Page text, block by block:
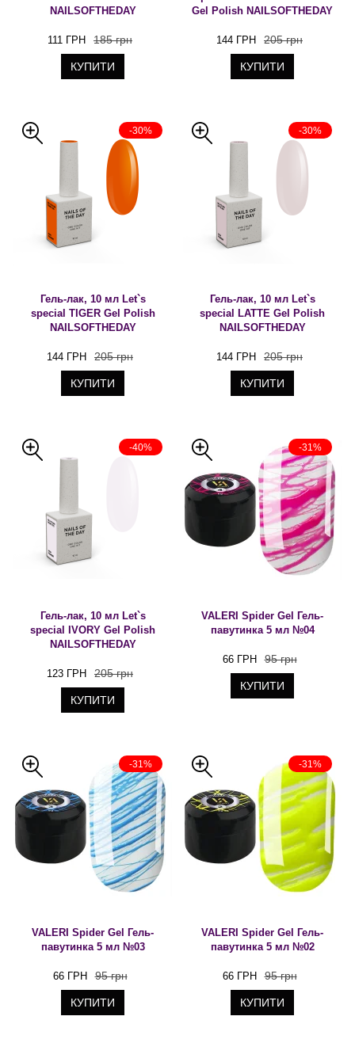
NAILSOFTHEDAY
111 ГРН 185 грн
КУПИТИ
Gel Polish NAILSOFTHEDAY
144 ГРН 205 грн
КУПИТИ
-30%
Гель-лак, 10 мл Let`s
special TIGER Gel Polish
NAILSOFTHEDAY
144 ГРН 205 грн
КУПИТИ
-30%
Гель-лак, 10 мл Let`s
special LATTE Gel Polish
NAILSOFTHEDAY
144 ГРН 205 грн
КУПИТИ
-40%
Гель-лак, 10 мл Let`s
special IVORY Gel Polish
NAILSOFTHEDAY
123 ГРН 205 грн
КУПИТИ
-31%
VALERI Spider Gel Гель-
павутинка 5 мл №04
66 ГРН 95 грн
КУПИТИ
-31%
VALERI Spider Gel Гель-
павутинка 5 мл №03
66 ГРН 95 грн
КУПИТИ
-31%
VALERI Spider Gel Гель-
павутинка 5 мл №02
66 ГРН 95 грн
КУПИТИ